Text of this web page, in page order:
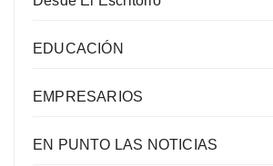
EDUCACIÓN
EMPRESARIOS
EN PUNTO LAS NOTICIAS